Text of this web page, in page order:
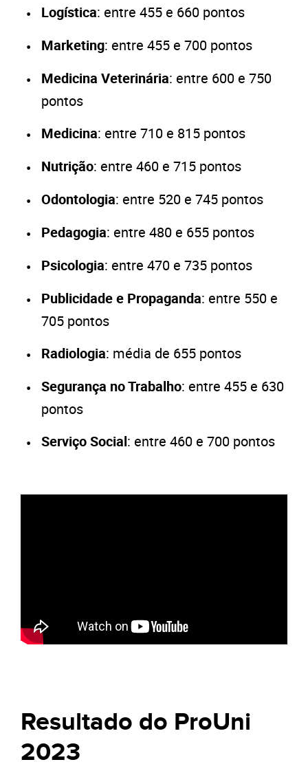
Logística: entre 455 e 660 pontos
Marketing: entre 455 e 700 pontos
Medicina Veterinária: entre 600 e 750
pontos
Medicina: entre 710 e 815 pontos
Nutrição: entre 460 e 715 pontos
Odontologia: entre 520 e 745 pontos
Pedagogia: entre 480 e 655 pontos
Psicologia: entre 470 e 735 pontos
Publicidade e Propaganda: entre 550 e
705 pontos
Radiologia: média de 655 pontos
Segurança no Trabalho: entre 455 e 630
pontos
Serviço Social: entre 460 e 700 pontos
Resultado do ProUni
2023